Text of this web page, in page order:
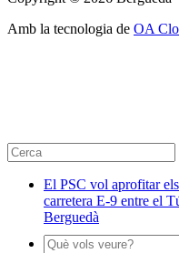
Amb la tecnologia de OA
El PSC vol aprofitar
carretera E-9 entre el
Berguedà